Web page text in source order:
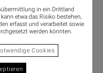
in ein Drittland
etwa das Risiko bestehen,
erfasst und verarbeitet sowie
werden könnten.
Cookies